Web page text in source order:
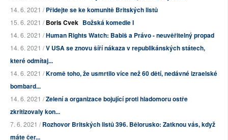
14. 6. 2021 /Přidejte se ke komunitě Britských listů
15. 6. 2021 /Boris Cvek Božská komedie I
14. 6. 2021 /Human Rights Watch: Babiš a Právo - neuvěřitelný propad
14. 6. 2021 /V USA se znovu šíří nákaza v republikánských státech,
které odmítaj...
14. 6. 2021 /Kromě toho, že usmrtilo více než 60 dětí, nedávné izraelské
bombard...
14. 6. 2021 /Zelení a organizace bojující proti hladomoru ostře
zkritizovaly kon...
7. 6. 2021 /Rozhovor Britských listů 396. Bělorusko: Zatknou vás, když
máte čer...